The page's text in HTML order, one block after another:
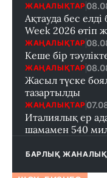
ЖАҢАЛЫҚТАР
Ақтауда бес елді
Week 2026 өтіп
ЖАҢАЛЫҚТАР
Кеше бір
ЖАҢАЛЫҚТАР
Жасыл түске
тазартылды
ЖАҢАЛЫҚТАР
Италиялық ер
шамамен 540
БАРЛЫҚ